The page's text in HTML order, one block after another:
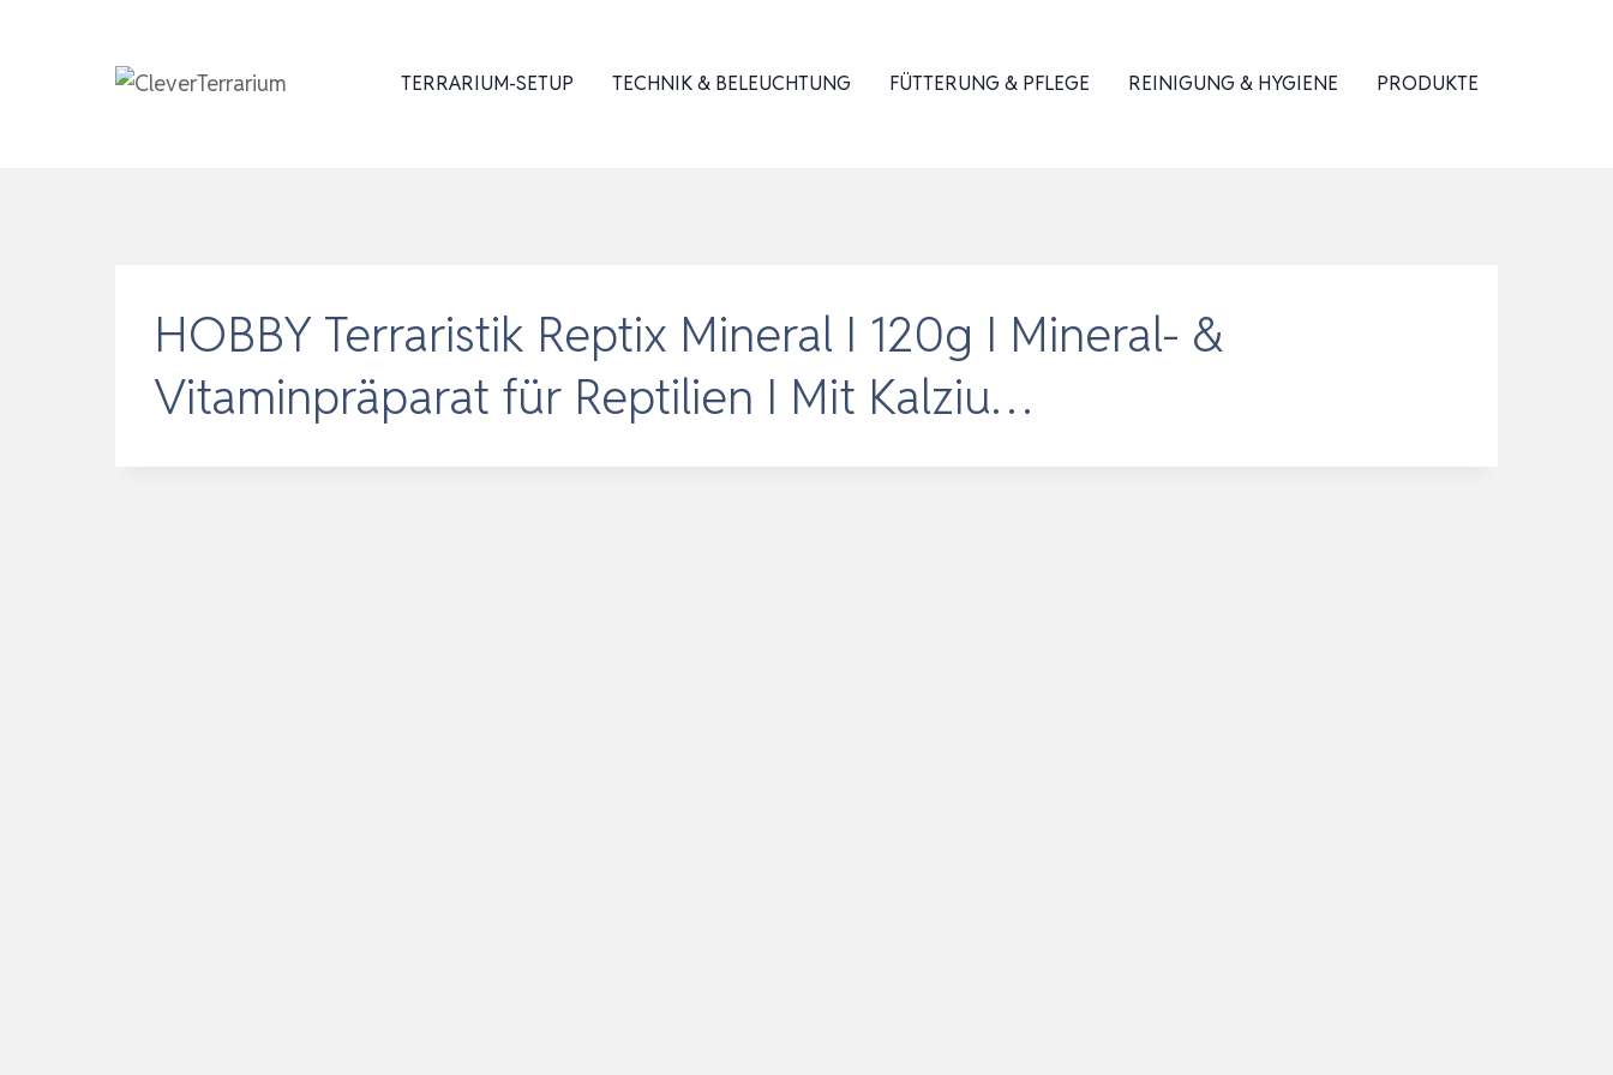
TERRARIUM-SETUP TECHNIK & BELEUCHTUNG FÜTTERUNG & PFLEGE REINIGUNG & HYGIENE PRODUKTE
HOBBY Terraristik Reptix Mineral I 120g I Mineral- &
Vitaminpräparat für Reptilien I Mit Kalziu…